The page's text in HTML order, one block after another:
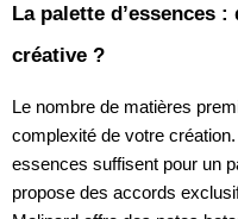
La palette d’essences
créative ?
Le nombre de matières
complexité de votre
essences suffisent pour un
propose des accords